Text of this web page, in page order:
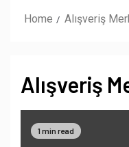
Home Alışveriş
Alışveriş
1 min read